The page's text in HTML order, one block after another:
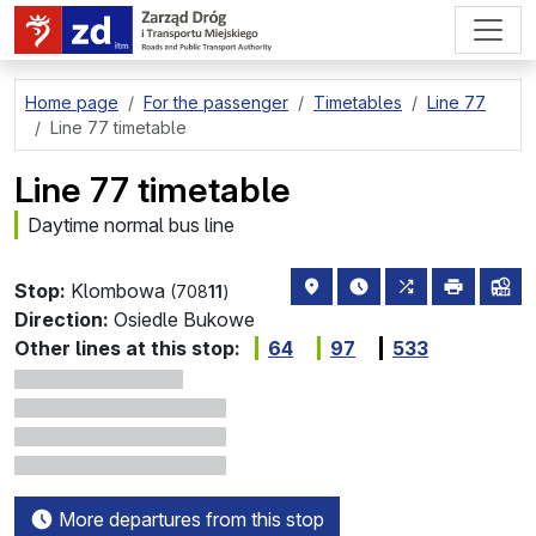
go to page content
Home page For the passenger Timetables
Line 77
Line 77 timetable
Line 77 timetable
Daytime normal bus line
Stop: Klombowa (70811) stop location on the map
the nearest
all lines
print
Direction: Osiedle Bukowe
Other lines at this stop:
64 97 533
More departures from this stop